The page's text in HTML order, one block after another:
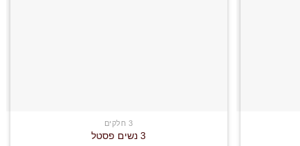
3 חלקים
3 נשים פסטל